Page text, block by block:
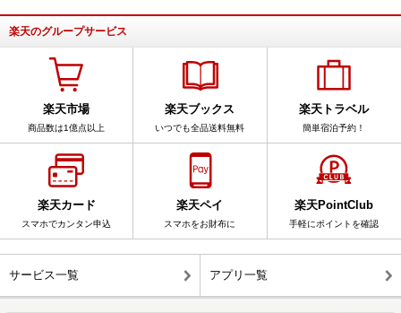
楽天のグループサービス
楽天市場
商品数は1億点以上
楽天ブックス
いつでも全品送料無料
楽天トラベル
簡単宿泊予約！
楽天カード
スマホでカンタン申込
楽天ペイ
スマホをお財布に
楽天PointClub
手軽にポイントを確認
サービス一覧 アプリ一覧